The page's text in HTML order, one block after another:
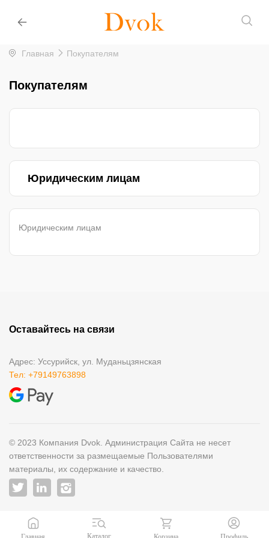
Главная Покупателям
Покупателям
Юридическим лицам
Юридическим лицам
Оставайтесь на связи
Адрес: Уссурийск, ул. Муданьцзянская
Тел: +79149763898
© 2023 Компания Dvok. Администрация Сайта не несет
ответственности за размещаемые Пользователями
материалы, их содержание и качество.
Каталог